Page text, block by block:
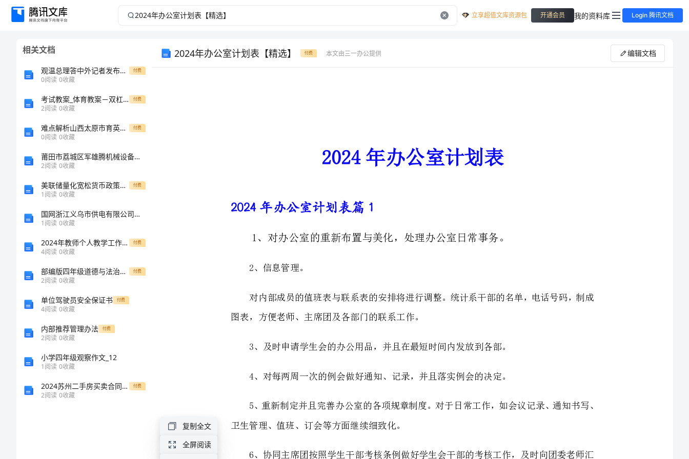
2024
【精
选】
2024
2024
立享超值文库资源包 开通会员 我的资料库 Login 腾讯文档
相关文档
观温总理答中外记者发布会有感（共5则）[修改版] 付费
0阅读 0收藏
考试教案_体育教案－双杠 加速跑 付费
2阅读 0收藏
难点解析山西太原市育英中学物理八年级下册物质的物理属性专题攻克试题（含答案解析版） 付费
0阅读 0收藏
莆田市荔城区军雄腾机械设备有限公司介绍企业发展分析报告
2阅读 0收藏
美联储量化宽松货币政策浅析的开题报告 付费
1阅读 0收藏
国网浙江义乌市供电有限公司介绍企业发展分析报告
1阅读 0收藏
2024年教师个人教学工作总结心得体会 付费
4阅读 0收藏
部编版四年级道德与法治上册期末测试卷 付费
2阅读 0收藏
单位驾驶员安全保证书 付费
4阅读 0收藏
内部推荐管理办法 付费
2阅读 0收藏
小学四年级观察作文_12
1阅读 0收藏
2024苏州二手房买卖合同样本 付费
2阅读 0收藏
2024年办公室计划表【精选】 付费 本文由三一办公提供 编辑文档
9、作好学生会各项活动的记录。在各部组织活动后，将活动资料保存，使各项活动有
2、信息管理。
对内部成员的值班表与联系表的安排将进行调整。统计系干部的名单，电话号码，制成
4、对每两周一次的例会做好通知、记录，并且落实例会的决定。
复制全文
全屏阅读